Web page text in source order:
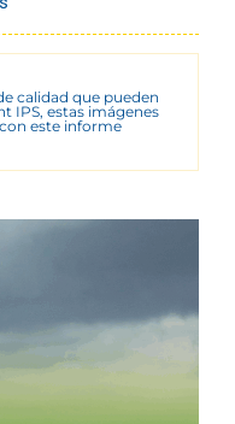
calidad que pueden
IPS, estas imágenes
este informe